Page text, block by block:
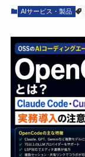
AIサービス・製品